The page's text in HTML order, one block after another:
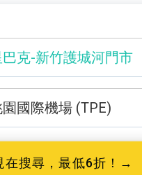
尖山登山口
國際機場 (TPE)
在搜尋，最低6折！→